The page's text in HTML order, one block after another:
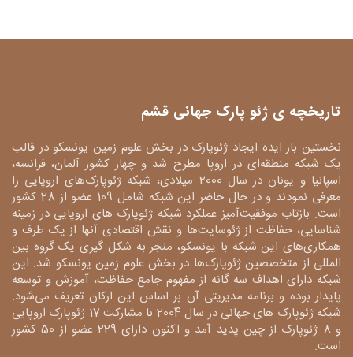
تاریخچه ی ژئو پارک جهانی قشم
نخستین بار ایده ایجاد ژئوپارک در بخش علوم زمین یونسکو در قالب
یک شبکه منطقه‌ای در اروپا مطرح شد و چهار کشور آلمان، فرانسه،
اسپانیا و یونان در سال 2000 میلادی، شبکه ژئوپارک‌های اروپایی را
معرفی نمودند و در حال حاضر این شبکه شامل 109 عضو از 28 کشور
است. بازتاب موفقیت‌آمیز عملکرد شبکه ژئوپارک های اروپایی در زمینه
شناسایی، حفاظت از ژئوسایت‌ها و نقش اقتصادی آنها از یک طرف و
همکاری‌های این شبکه با یونسکو، منجر به شکل گیری یک گروه بین
المللی از متخصصین ژئوپارک‌ها در بخش علوم زمین یونسکو شد. این
شبکه دارای اهداف سه گانه از مفهوم جامع حفاظت، آموزش و توسعه
پایدار بوده و برنامه مدیریتی آن بر اساس این ارکان تعریف می‌شود.
شبکه ژئوپارک های جهانی در سال 2004 با مشارکت 17 ژئوپارک اروپایی
و 8 ژئوپارک از چین پدید آمد و اکنون دارای 229 عضو از 50 کشور
است.